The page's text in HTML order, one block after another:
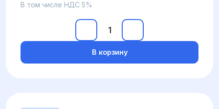
В том числе НДС 5%
В корзину